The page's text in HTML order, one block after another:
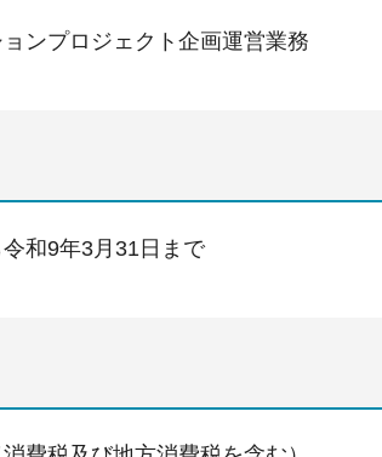
ンプロジェクト企画運営業務
和9年3月31日まで